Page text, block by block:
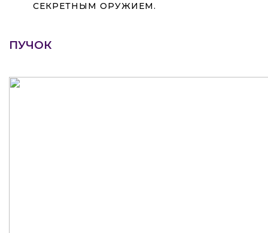
СЕКРЕТНЫМ ОРУЖИЕМ.
ПУЧОК